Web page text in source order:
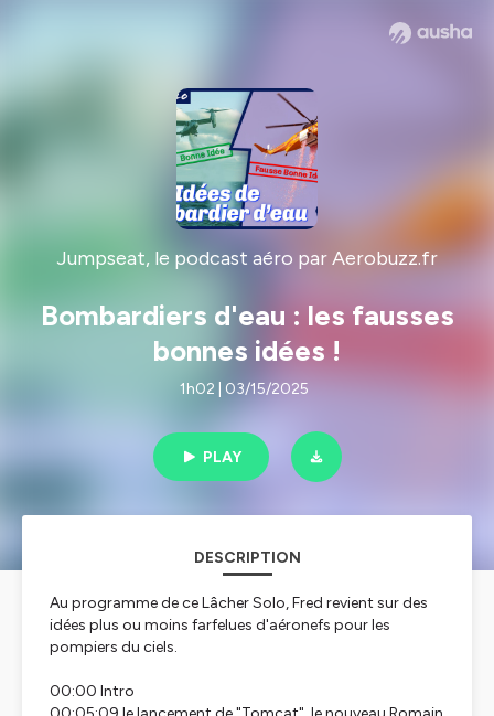
Jumpseat, le podcast aéro par Aerobuzz.fr
Bombardiers d'eau : les fausses
bonnes idées !
1h02 | 03/15/2025
PLAY
DESCRIPTION
Au programme de ce Lâcher Solo, Fred revient sur des
idées plus ou moins farfelues d'aéronefs pour les
pompiers du ciels.
00:00 Intro